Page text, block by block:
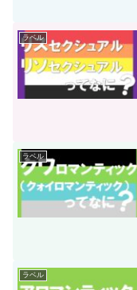
ラベル
ラベル
ラベル